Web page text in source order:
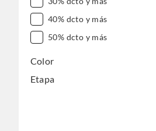
40% dcto y más
50% dcto y más
Color
Etapa